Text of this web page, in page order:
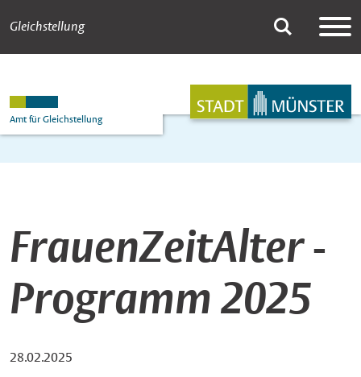
Newsdetail
Gleichstellung
Amt für Gleichstellung
FrauenZeitAlter -
Programm 2025
28.02.2025